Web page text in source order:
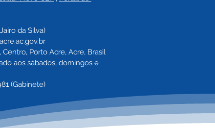
Projeto Linha de
e capacita
para
de excelência
Jairo da Silva)
Porto Acre, Acre, Brasil
aos sábados, domingos e
(Gabinete)